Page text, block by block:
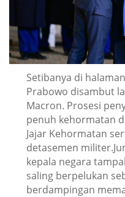
Setibanya di
Prabowo disambut
Macron. Prosesi
penuh kehormatan
Jajar Kehormatan
detasemen
kepala negara
saling berpelukan
berdampingan